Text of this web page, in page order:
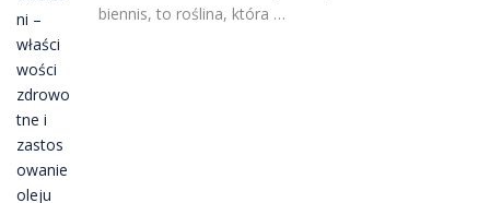
biennis, to roślina, która …